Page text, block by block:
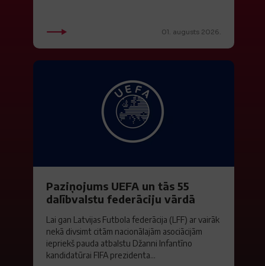
01. augusts 2026.
Paziņojums UEFA un tās 55
dalībvalstu federāciju vārdā
Lai gan Latvijas Futbola federācija (LFF) ar vairāk
nekā divsimt citām nacionālajām asociācijām
iepriekš pauda atbalstu Džanni Infantīno
kandidatūrai FIFA prezidenta...